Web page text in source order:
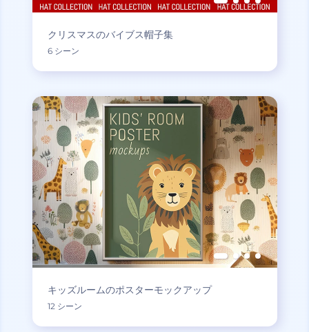
クリスマスのバイブス帽子集
6 シーン
キッズルームのポスターモックアップ
12 シーン